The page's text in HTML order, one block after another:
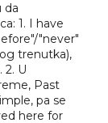
da
1. I have
"never"
trenutka),
U
Past
pa se
here for